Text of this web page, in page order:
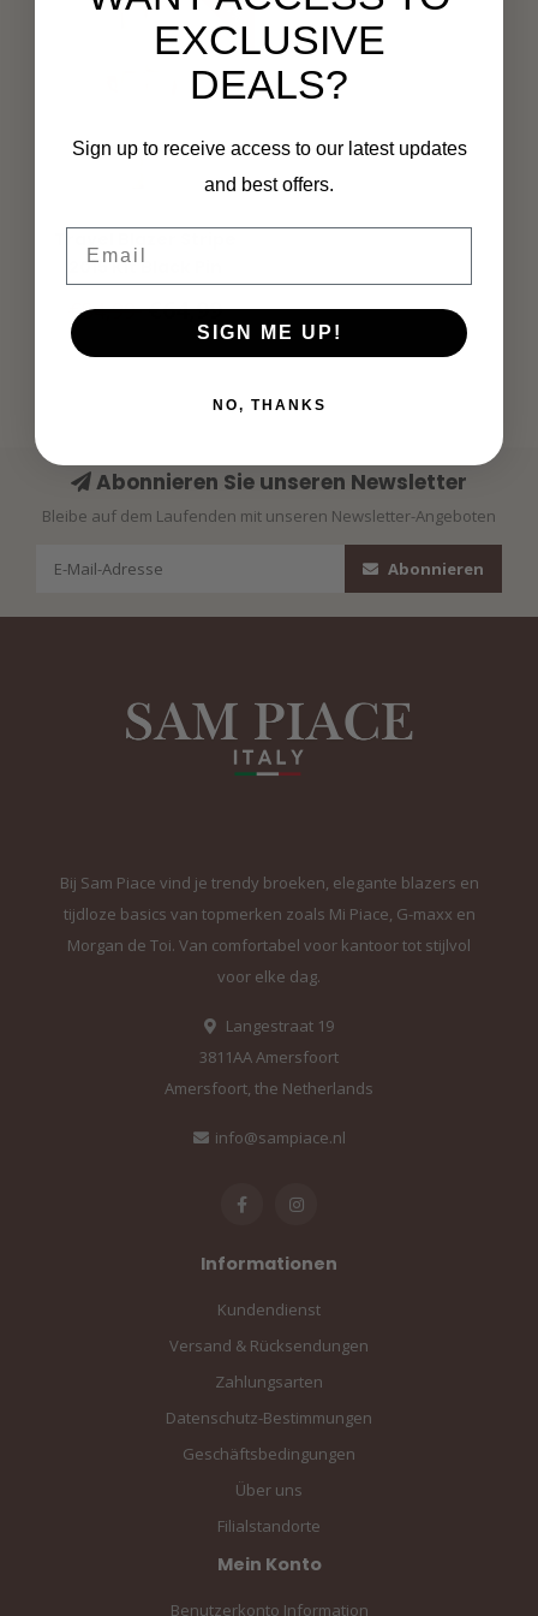
2015 Kit Black Pin
€84,99 €64,99
Abonnieren Sie unseren Newsletter
Bleibe auf dem Laufenden mit unseren Newsletter-Angeboten
Abonnieren
Bij Sam Piace vind je trendy broeken, elegante blazers en
tijdloze basics van topmerken zoals Mi Piace, G-maxx en
Morgan de Toi. Van comfortabel voor kantoor tot stijlvol
voor elke dag.
Langestraat 19
3811AA Amersfoort
Amersfoort, the Netherlands
info@sampiace.nl
Informationen
Kundendienst
Versand & Rücksendungen
Zahlungsarten
Datenschutz-Bestimmungen
Geschäftsbedingungen
Über uns
Filialstandorte
Mein Konto
Benutzerkonto Information
EXCLUSIVE
DEALS?
Sign up to receive access to our latest updates
and best offers.
SIGN ME UP!
NO, THANKS